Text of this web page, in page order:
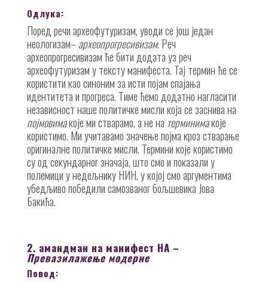
Одлука:
Поред речи археофутуризам, уводи се још један
неологизам– археопрогресивизам. Реч
археопрогресивизам ће бити додата уз реч
археофутуризам у тексту манифеста. Тај термин ће се
користити као синоним за исти појам спајања
идентитета и прогреса. Тиме ћемо додатно нагласити
независност наше политичке мисли која се заснива на
појмовимакоје ми стварамо, а не на терминимакоје
користимо. Ми учитавамо значење појма кроз стварање
оригиналне политичке мисли. Термини које користимо
су од секундарног значаја, што смо и показали у
полемици у недељнику НИН, у којој смо аргументима
убедљиво победили самозваног бољшевика Јова
Бакића.
2. амандман на манифест НА –
Превазилажење модерне
Повод: